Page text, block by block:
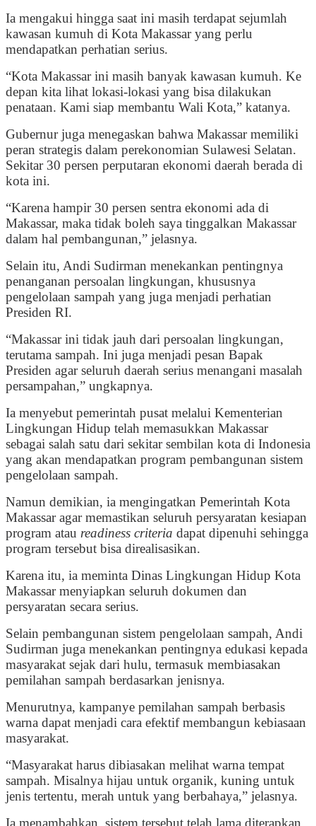
Ia mengakui hingga saat ini masih terdapat sejumlah
kawasan kumuh di Kota Makassar yang perlu
mendapatkan perhatian serius.
“Kota Makassar ini masih banyak kawasan kumuh. Ke
depan kita lihat lokasi-lokasi yang bisa dilakukan
penataan. Kami siap membantu Wali Kota,” katanya.
Gubernur juga menegaskan bahwa Makassar memiliki
peran strategis dalam perekonomian Sulawesi Selatan.
Sekitar 30 persen perputaran ekonomi daerah berada di
kota ini.
“Karena hampir 30 persen sentra ekonomi ada di
Makassar, maka tidak boleh saya tinggalkan Makassar
dalam hal pembangunan,” jelasnya.
Selain itu, Andi Sudirman menekankan pentingnya
penanganan persoalan lingkungan, khususnya
pengelolaan sampah yang juga menjadi perhatian
Presiden RI.
“Makassar ini tidak jauh dari persoalan lingkungan,
terutama sampah. Ini juga menjadi pesan Bapak
Presiden agar seluruh daerah serius menangani masalah
persampahan,” ungkapnya.
Ia menyebut pemerintah pusat melalui Kementerian
Lingkungan Hidup telah memasukkan Makassar
sebagai salah satu dari sekitar sembilan kota di Indonesia
yang akan mendapatkan program pembangunan sistem
pengelolaan sampah.
Namun demikian, ia mengingatkan Pemerintah Kota
Makassar agar memastikan seluruh persyaratan kesiapan
program atau readiness criteria dapat dipenuhi sehingga
program tersebut bisa direalisasikan.
Karena itu, ia meminta Dinas Lingkungan Hidup Kota
Makassar menyiapkan seluruh dokumen dan
persyaratan secara serius.
Selain pembangunan sistem pengelolaan sampah, Andi
Sudirman juga menekankan pentingnya edukasi kepada
masyarakat sejak dari hulu, termasuk membiasakan
pemilahan sampah berdasarkan jenisnya.
Menurutnya, kampanye pemilahan sampah berbasis
warna dapat menjadi cara efektif membangun kebiasaan
masyarakat.
“Masyarakat harus dibiasakan melihat warna tempat
sampah. Misalnya hijau untuk organik, kuning untuk
jenis tertentu, merah untuk yang berbahaya,” jelasnya.
Ia menambahkan, sistem tersebut telah lama diterapkan